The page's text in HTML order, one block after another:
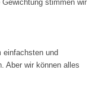
stimmen wir
einfachsten und
Aber wir können alles